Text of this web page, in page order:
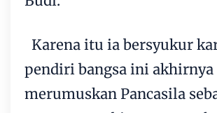
Karena itu ia bersyukur
pendiri bangsa ini akhirnya
merumuskan Pancasila